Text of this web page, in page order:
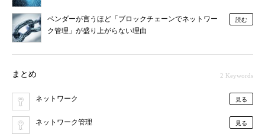
ベンダーが言うほど「ブロックチェーンでネットワー
ク管理」が盛り上がらない理由
読む
まとめ 2 Keywords
ネットワーク 見る
ネットワーク管理 見る